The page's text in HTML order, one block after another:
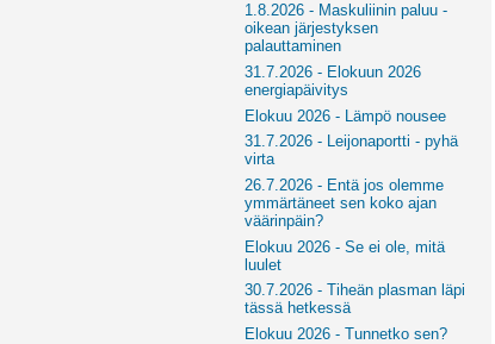
1.8.2026 - Maskuliinin paluu -
oikean järjestyksen
palauttaminen
31.7.2026 - Elokuun 2026
energiapäivitys
Elokuu 2026 - Lämpö nousee
31.7.2026 - Leijonaportti - pyhä
virta
26.7.2026 - Entä jos olemme
ymmärtäneet sen koko ajan
väärinpäin?
Elokuu 2026 - Se ei ole, mitä
luulet
30.7.2026 - Tiheän plasman läpi
tässä hetkessä
Elokuu 2026 - Tunnetko sen?